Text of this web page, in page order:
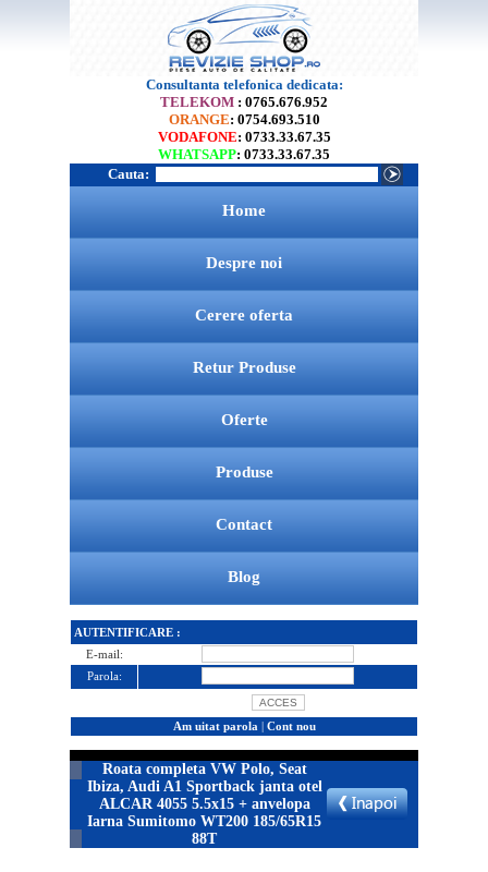
Consultanta telefonica dedicata:
TELEKOM : 0765.676.952
ORANGE: 0754.693.510
VODAFONE: 0733.33.67.35
WHATSAPP: 0733.33.67.35
Cauta:
Home
Despre noi
Cerere oferta
Retur Produse
Oferte
Produse
Contact
Blog
AUTENTIFICARE :
E-mail:
Parola:
Am uitat parola | Cont nou
Roata completa VW Polo, Seat
Ibiza, Audi A1 Sportback janta otel
ALCAR 4055 5.5x15 + anvelopa
Iarna Sumitomo WT200 185/65R15
88T